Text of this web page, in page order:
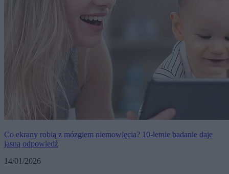
Co ekrany robią z mózgiem niemowlęcia? 10-letnie badanie daje
jasną odpowiedź
14/01/2026